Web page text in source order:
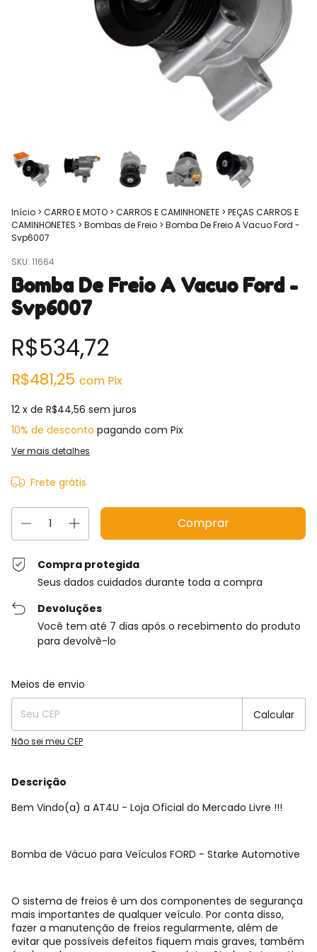
Início > CARRO E MOTO > CARROS E CAMINHONETE > PEÇAS CARROS E
CAMINHONETES > Bombas de Freio > Bomba De Freio A Vacuo Ford -
Svp6007
SKU: 11664
Bomba De Freio A Vacuo Ford -
Svp6007
R$534,72
R$481,25 com Pix
12 x de R$44,56 sem juros
10% de desconto pagando com Pix
Ver mais detalhes
Frete grátis
Compra protegida
Seus dados cuidados durante toda a compra
Devoluções
Você tem até 7 dias após o recebimento do produto
para devolvê-lo
Entregas para o CEP:
Meios de envio
Calcular
Não sei meu CEP
Descrição
Bem Vindo(a) a AT4U - Loja Oficial do Mercado Livre !!!
Bomba de Vácuo para Veículos FORD - Starke Automotive
O sistema de freios é um dos componentes de segurança
mais importantes de qualquer veículo. Por conta disso,
fazer a manutenção de freios regularmente, além de
evitar que possíveis defeitos fiquem mais graves, também